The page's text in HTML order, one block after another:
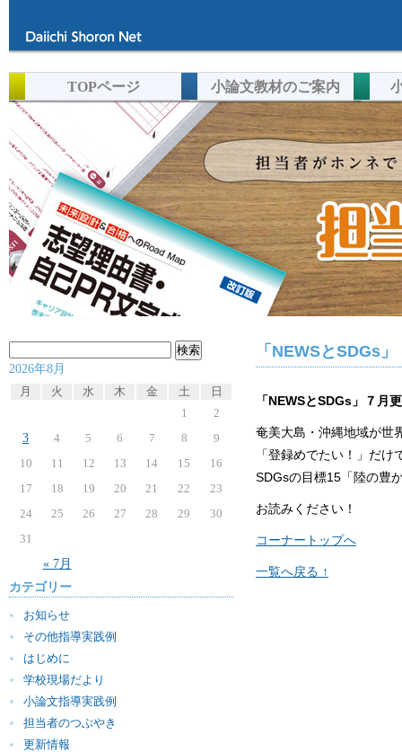
TOPページ 小論文教材のご案内
索:
2026年8月
月
火 水 木 金 土 日
« 7月
1
2
3
4 5 6 7 8
9
10
11 12 13 14 15
16
17
18 19 20 21 22
23
24
25 26 27 28 29
30
31
カテゴリー
お知らせ
その他指導実践例
はじめに
学校現場だより
小論文指導実践例
担当者のつぶやき
更新情報
「NEWSとSDGs
「NEWSとSDGs」７月
奄美大島・沖縄地域が世
「登録めでたい！」だ
SDGsの目標15「陸の豊
お読みください！
コーナートップへ
一覧へ戻る ↑